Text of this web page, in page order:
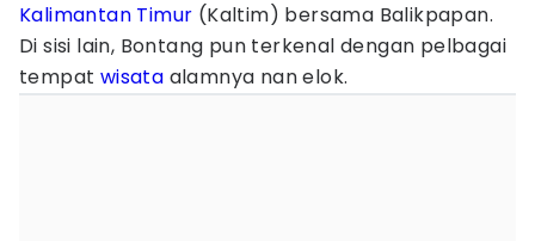
Kalimantan Timur (Kaltim) bersama Balikpapan.
Di sisi lain, Bontang pun terkenal dengan pelbagai
tempat wisata alamnya nan elok.